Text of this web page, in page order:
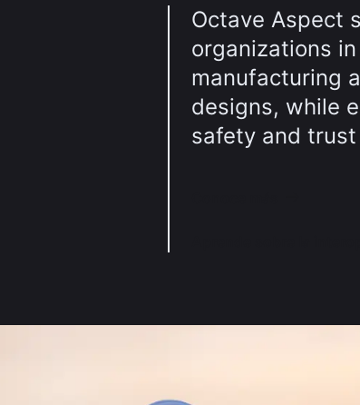
Octave Aspect
organizations
manufacturing
designs, while
safety and